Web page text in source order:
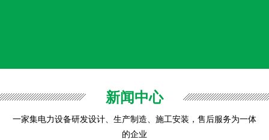
感。
因为追求利润而偷工减料，损害产品或者工程质量，认真、
细致、严谨、处处追求完美。
4、精益求精，是指在技术精湛的前提下，不骄傲，不满足，
新闻中心
一家集电力设备研发设计、生产制造、施工安装，售后服务为一体
的企业